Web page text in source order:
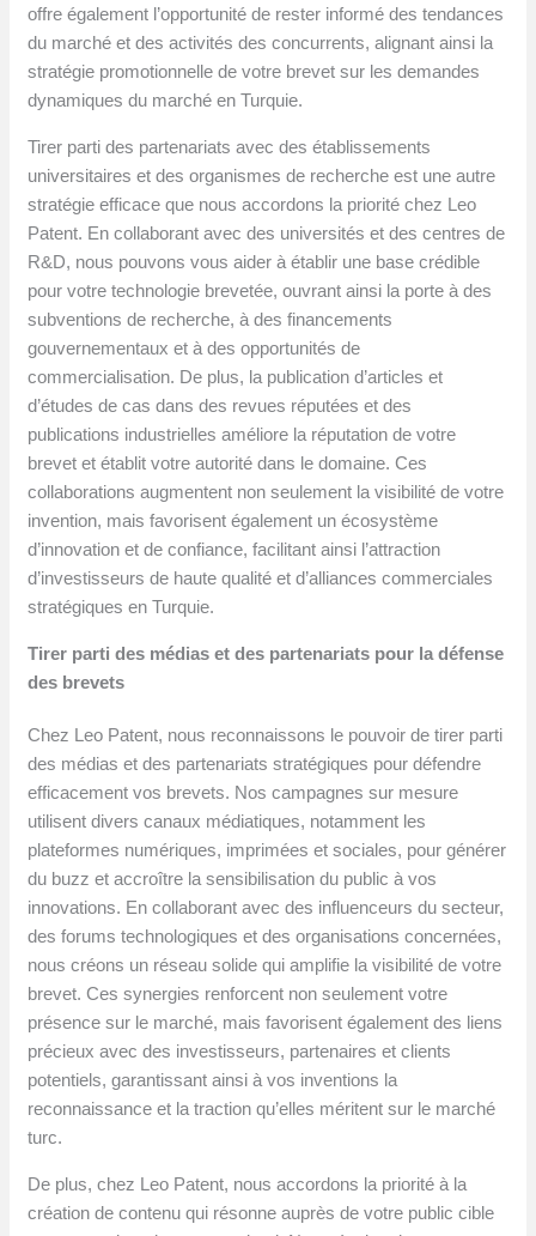
offre également l’opportunité de rester informé des tendances
du marché et des activités des concurrents, alignant ainsi la
stratégie promotionnelle de votre brevet sur les demandes
dynamiques du marché en Turquie.
Tirer parti des partenariats avec des établissements
universitaires et des organismes de recherche est une autre
stratégie efficace que nous accordons la priorité chez Leo
Patent. En collaborant avec des universités et des centres de
R&D, nous pouvons vous aider à établir une base crédible
pour votre technologie brevetée, ouvrant ainsi la porte à des
subventions de recherche, à des financements
gouvernementaux et à des opportunités de
commercialisation. De plus, la publication d’articles et
d’études de cas dans des revues réputées et des
publications industrielles améliore la réputation de votre
brevet et établit votre autorité dans le domaine. Ces
collaborations augmentent non seulement la visibilité de votre
invention, mais favorisent également un écosystème
d’innovation et de confiance, facilitant ainsi l’attraction
d’investisseurs de haute qualité et d’alliances commerciales
stratégiques en Turquie.
Tirer parti des médias et des partenariats pour la défense
des brevets
Chez Leo Patent, nous reconnaissons le pouvoir de tirer parti
des médias et des partenariats stratégiques pour défendre
efficacement vos brevets. Nos campagnes sur mesure
utilisent divers canaux médiatiques, notamment les
plateformes numériques, imprimées et sociales, pour générer
du buzz et accroître la sensibilisation du public à vos
innovations. En collaborant avec des influenceurs du secteur,
des forums technologiques et des organisations concernées,
nous créons un réseau solide qui amplifie la visibilité de votre
brevet. Ces synergies renforcent non seulement votre
présence sur le marché, mais favorisent également des liens
précieux avec des investisseurs, partenaires et clients
potentiels, garantissant ainsi à vos inventions la
reconnaissance et la traction qu’elles méritent sur le marché
turc.
De plus, chez Leo Patent, nous accordons la priorité à la
création de contenu qui résonne auprès de votre public cible